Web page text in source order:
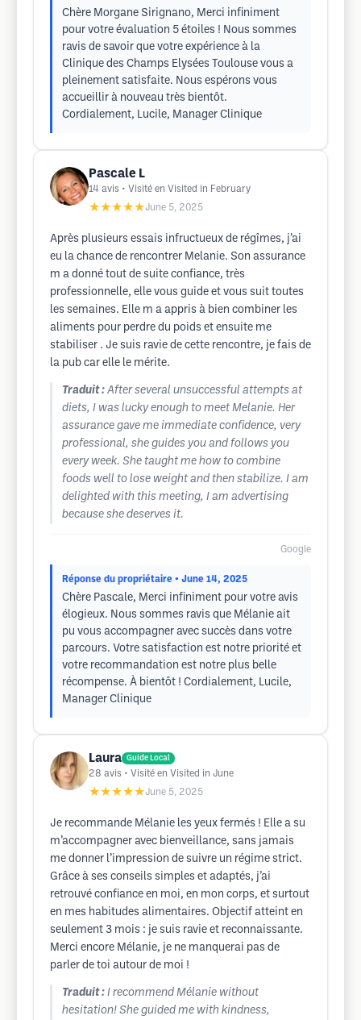
Chère Morgane Sirignano, Merci infiniment
pour votre évaluation 5 étoiles ! Nous sommes
ravis de savoir que votre expérience à la
Clinique des Champs Elysées Toulouse vous a
pleinement satisfaite. Nous espérons vous
accueillir à nouveau très bientôt.
Cordialement, Lucile, Manager Clinique
Pascale L
14 avis • Visité en Visited in February
★★★★★June 5, 2025
Après plusieurs essais infructueux de régîmes, j’ai
eu la chance de rencontrer Melanie. Son assurance
m a donné tout de suite confiance, très
professionnelle, elle vous guide et vous suit toutes
les semaines. Elle m a appris à bien combiner les
aliments pour perdre du poids et ensuite me
stabiliser . Je suis ravie de cette rencontre, je fais de
la pub car elle le mérite.
Traduit : After several unsuccessful attempts at
diets, I was lucky enough to meet Melanie. Her
assurance gave me immediate confidence, very
professional, she guides you and follows you
every week. She taught me how to combine
foods well to lose weight and then stabilize. I am
delighted with this meeting, I am advertising
because she deserves it.
Google
Réponse du propriétaire • June 14, 2025
Chère Pascale, Merci infiniment pour votre avis
élogieux. Nous sommes ravis que Mélanie ait
pu vous accompagner avec succès dans votre
parcours. Votre satisfaction est notre priorité et
votre recommandation est notre plus belle
récompense. À bientôt ! Cordialement, Lucile,
Manager Clinique
Laura Guide Local
28 avis • Visité en Visited in June
★★★★★June 5, 2025
Je recommande Mélanie les yeux fermés ! Elle a su
m’accompagner avec bienveillance, sans jamais
me donner l’impression de suivre un régime strict.
Grâce à ses conseils simples et adaptés, j’ai
retrouvé confiance en moi, en mon corps, et surtout
en mes habitudes alimentaires. Objectif atteint en
seulement 3 mois : je suis ravie et reconnaissante.
Merci encore Mélanie, je ne manquerai pas de
parler de toi autour de moi !
Traduit : I recommend Mélanie without
hesitation! She guided me with kindness,